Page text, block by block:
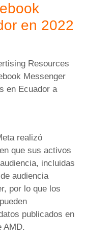
en 2022
Resources
Messenger
en Ecuador a
realizó
que sus activos
incluidas
audiencia
por lo que los
publicados en
AMD.